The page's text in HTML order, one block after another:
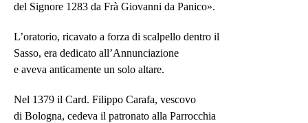
del Signore 1283 da Frà Giovanni da Panico».
L’oratorio, ricavato a forza di scalpello dentro il
Sasso, era dedicato all’Annunciazione
e aveva anticamente un solo altare.
Nel 1379 il Card. Filippo Carafa, vescovo
di Bologna, cedeva il patronato alla Parrocchia